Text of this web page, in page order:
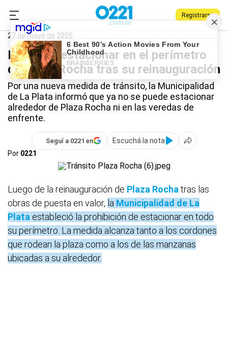
Registrarse
0221.com.ar
Plaza Rocha
27 de mayo de 2025
Prohíben estacionar en el perímetro
de Plaza Rocha tras su reinauguración
Por una nueva medida de tránsito, la Municipalidad
de La Plata informó que ya no se puede estacionar
alrededor de Plaza Rocha ni en las veredas de
enfrente.
Seguí a 0221 en
Escuchá la nota
Por 0221
Luego de la reinauguración de Plaza Rocha tras las
obras de puesta en valor, la Municipalidad de La
Plata estableció la prohibición de estacionar en todo
su perímetro. La medida alcanza tanto a los cordones
que rodean la plaza como a los de las manzanas
ubicadas a su alrededor.